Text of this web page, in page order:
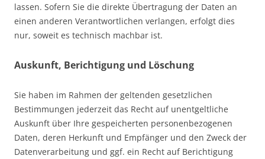
lassen. Sofern Sie die direkte Übertragung der Daten an
einen anderen Verantwortlichen verlangen, erfolgt dies
nur, soweit es technisch machbar ist.
Auskunft, Berichtigung und Löschung
Sie haben im Rahmen der geltenden gesetzlichen
Bestimmungen jederzeit das Recht auf unentgeltliche
Auskunft über Ihre gespeicherten personenbezogenen
Daten, deren Herkunft und Empfänger und den Zweck der
Datenverarbeitung und ggf. ein Recht auf Berichtigung